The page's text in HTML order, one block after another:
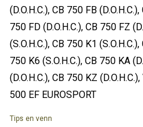
(D.O.H.C.), CB 750 FB
750 FD (D.O.H.C.), CB 750 FZ
(S.O.H.C.), CB 750 K1
750 K6 (S.O.H.C.), CB 750 KA
(D.O.H.C.), CB 750 KZ
500 EF EUROSPORT
Tips en venn